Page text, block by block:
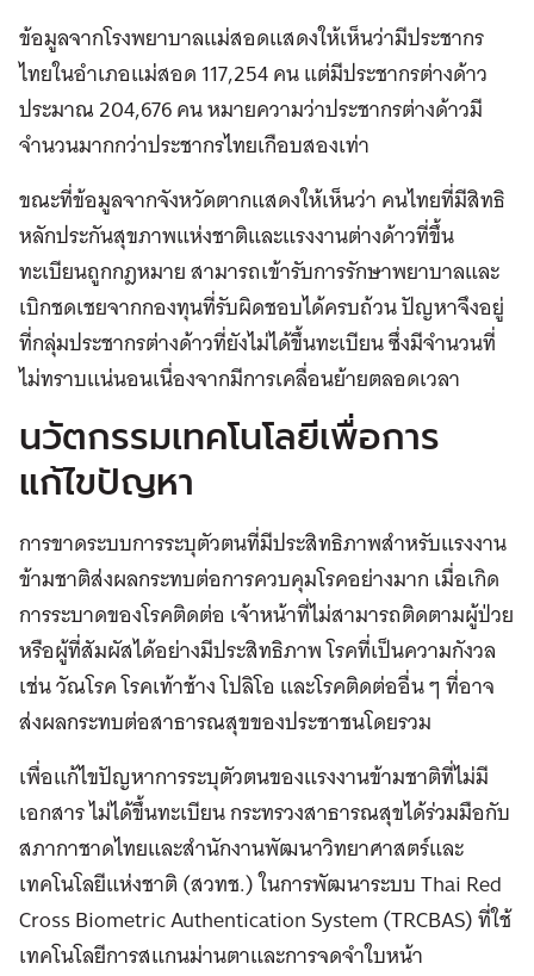
ข้อมูลจากโรงพยาบาลแม่สอดแสดงให้เห็นว่ามีประชากร
ไทยในอำเภอแม่สอด 117,254 คน แต่มีประชากรต่างด้าว
ประมาณ 204,676 คน หมายความว่าประชากรต่างด้าวมี
จำนวนมากกว่าประชากรไทยเกือบสองเท่า
ขณะที่ข้อมูลจากจังหวัดตากแสดงให้เห็นว่า คนไทยที่มีสิทธิ
หลักประกันสุขภาพแห่งชาติและแรงงานต่างด้าวที่ขึ้น
ทะเบียนถูกกฎหมาย สามารถเข้ารับการรักษาพยาบาลและ
เบิกชดเชยจากกองทุนที่รับผิดชอบได้ครบถ้วน ปัญหาจึงอยู่
ที่กลุ่มประชากรต่างด้าวที่ยังไม่ได้ขึ้นทะเบียน ซึ่งมีจำนวนที่
ไม่ทราบแน่นอนเนื่องจากมีการเคลื่อนย้ายตลอดเวลา
นวัตกรรมเทคโนโลยีเพื่อการ
แก้ไขปัญหา
การขาดระบบการระบุตัวตนที่มีประสิทธิภาพสำหรับแรงงาน
ข้ามชาติส่งผลกระทบต่อการควบคุมโรคอย่างมาก เมื่อเกิด
การระบาดของโรคติดต่อ เจ้าหน้าที่ไม่สามารถติดตามผู้ป่วย
หรือผู้ที่สัมผัสได้อย่างมีประสิทธิภาพ โรคที่เป็นความกังวล
เช่น วัณโรค โรคเท้าช้าง โปลิโอ และโรคติดต่ออื่น ๆ ที่อาจ
ส่งผลกระทบต่อสาธารณสุขของประชาชนโดยรวม
เพื่อแก้ไขปัญหาการระบุตัวตนของแรงงานข้ามชาติที่ไม่มี
เอกสาร ไม่ได้ขึ้นทะเบียน กระทรวงสาธารณสุขได้ร่วมมือกับ
สภากาชาดไทยและสำนักงานพัฒนาวิทยาศาสตร์และ
เทคโนโลยีแห่งชาติ (สวทช.) ในการพัฒนาระบบ Thai Red
Cross Biometric Authentication System (TRCBAS) ที่ใช้
เทคโนโลยีการสแกนม่านตาและการจดจำใบหน้า